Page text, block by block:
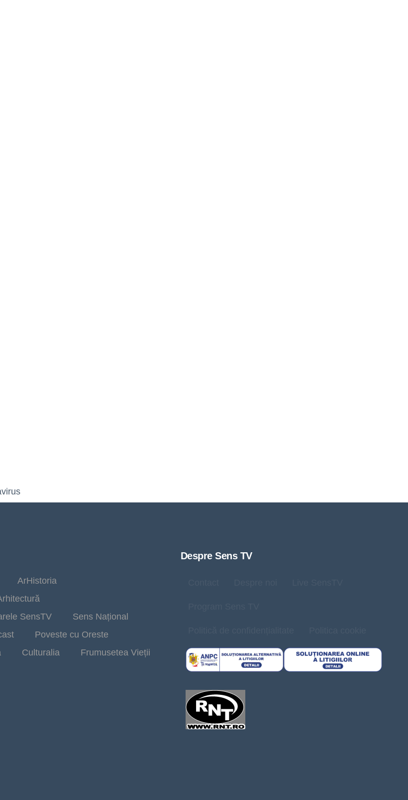
ArHistoria
SensTV
Sens Național
Poveste cu Oreste
Culturalia Frumusetea Vieții
Despre Sens TV